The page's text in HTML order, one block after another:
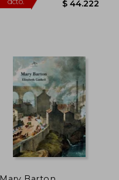
55%
dcto. $